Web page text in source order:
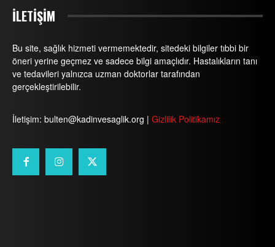
İLETİŞİM
Bu site, sağlık hizmeti vermemektedir, sitedeki bilgiler tıbbi bir
öneri yerine geçmez ve sadece bilgi amaçlıdır. Hastalıkların tanı
ve tedavileri yalnızca uzman doktorlar tarafından
gerçekleştirilebilir.
İletişim: bulten@kadinvesaglik.org | Gizlilik Politikamız